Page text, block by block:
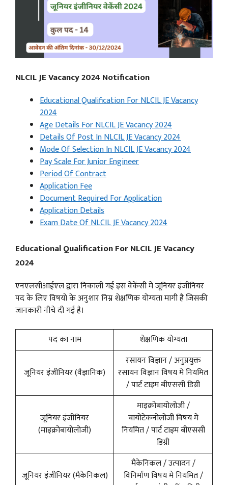
NLCIL JE Vacancy 2024 Notification
Educational Qualification For NLCIL JE Vacancy
2024
Age Details For NLCIL JE Vacancy 2024
Details Of Post In NLCIL JE Vacancy 2024
Mode Of Selection In NLCIL JE Vacancy 2024
Pay Scale For Junior Engineer
Period Of Contract
Application Fee
Document Required For Application
Application Details
Exam Date Of NLCIL JE Vacancy 2024
Educational Qualification For NLCIL JE Vacancy
2024
एनएलसीआईएल द्वारा निकाली गई इस वेकेंसी मे जूनियर इंजीनियर
पद के लिए विषयो के अनुशार निम्न शेक्षणिक योग्यता मागी है जिसकी
जानकारी नीचे दी गई है।
पद का नाम शेक्षणिक योग्यता
जूनियर इंजीनियर (वैज्ञानिक)
रसायन विज्ञान / अनुप्रयुक्त
रसायन विज्ञान विषय मे नियमित
/ पार्ट टाइम बीएससी डिग्री
जूनियर इंजीनियर
(माइक्रोबायोलोजी)
माइक्रोबायोलोजी /
बायोटेकनोलोजी विषय मे
नियमित / पार्ट टाइम बीएससी
डिग्री
जूनियर इंजीनियर (मैकेनिकल)
मैकेनिकल / उत्पादन /
विनिर्माण विषय मे नियमित /